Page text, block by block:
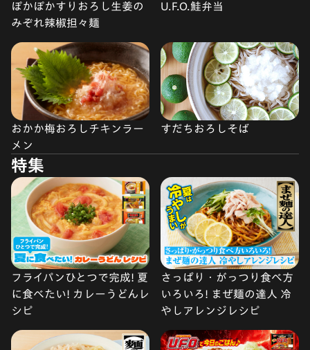
ぽかぽかすりおろし生姜の
みぞれ辣椒担々麺
U.F.O.鮭弁当
おかか梅おろしチキンラー
メン
すだちおろしそば
特集
フライパンひとつで完成! 夏
に食べたい! カレーうどんレ
シピ
さっぱり・がっつり食べ方
いろいろ! まぜ麺の達人 冷
やしアレンジレシピ